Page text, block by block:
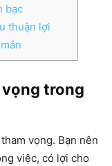
bạc
thuận lợi
vọng trong
vọng. Bạn nên
việc, có lợi cho